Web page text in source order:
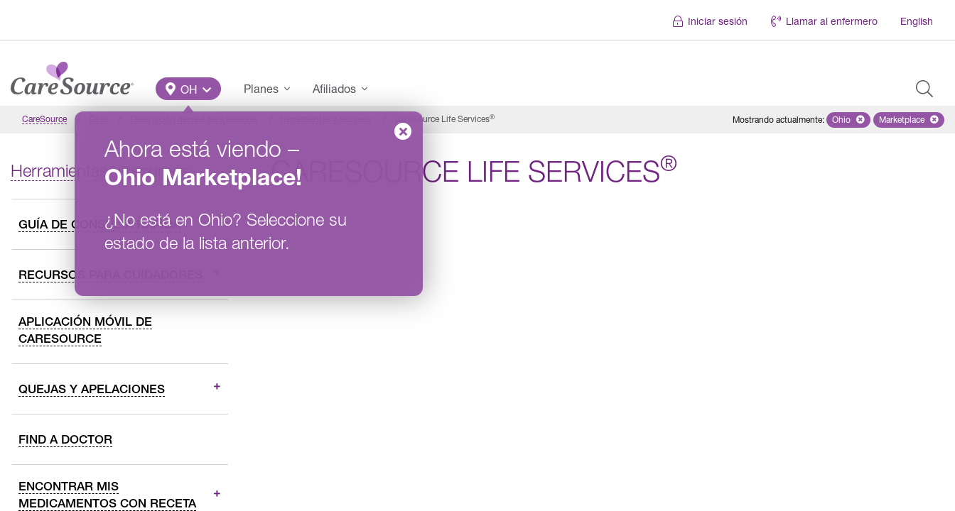
Iniciar sesión Llamar al enfermero English
Main Menu
OH
Ahora está viendo –
Ohio Marketplace!
¿No está en Ohio? Seleccione su
estado de la lista anterior.
Planes Afiliados
CareSource CareSource Life Services® Mostrando actualmente: Remove selected state 'Ohio'
Ohio Remove
Marketplace
Herramientas y recursos
GUÍA DE CONSULTA RÁPIDA
RECURSOS PARA CUIDADORES
APLICACIÓN MÓVIL DE
CARESOURCE
QUEJAS Y APELACIONES
FIND A DOCTOR
ENCONTRAR MIS
MEDICAMENTOS CON RECETA
CARESOURCE LIFE SERVICES®